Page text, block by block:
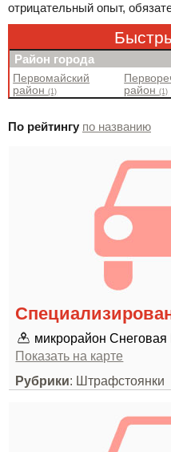
отрицательный опыт,
Район города
Первомайский
район(1)
район(1)
По рейтингу по названию
микрорайон
Показать на карте
Рубрики: Штрафстоянки